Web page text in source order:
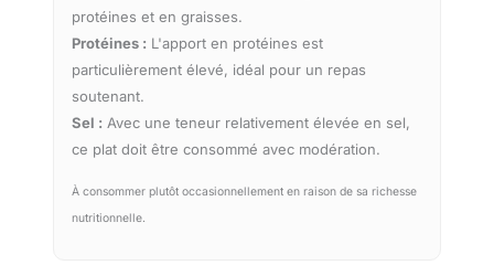
protéines et en graisses.
Protéines : L'apport en protéines est
particulièrement élevé, idéal pour un repas
soutenant.
Sel : Avec une teneur relativement élevée en sel,
ce plat doit être consommé avec modération.
À consommer plutôt occasionnellement en raison de sa richesse
nutritionnelle.